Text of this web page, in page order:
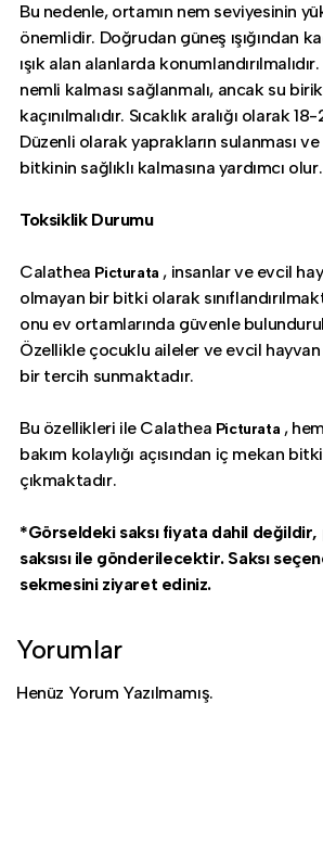
Bu nedenle, ortamın nem seviyesinin
önemlidir. Doğrudan güneş ışığından
ışık alan alanlarda
nemli kalması sağlanmalı, ancak su
kaçınılmalıdır. Sıcaklık aralığı olarak
Düzenli olarak yaprakların sulanması
bitkinin sağlıklı kalmasına yardımcı olur.
Toksiklik Durumu
Calathea Picturata , insanlar ve evcil
olmayan bir bitki olarak
onu ev ortamlarında güvenle
Özellikle çocuklu aileler ve evcil
bir tercih sunmaktadır.
Bu özellikleri ile Calathea Picturata ,
bakım kolaylığı açısından iç mekan
çıkmaktadır.
*Görseldeki saksı fiyata dahil
saksısı ile gönderilecektir. Saksı
sekmesini ziyaret ediniz.
Yorumlar
Henüz Yorum Yazılmamış.